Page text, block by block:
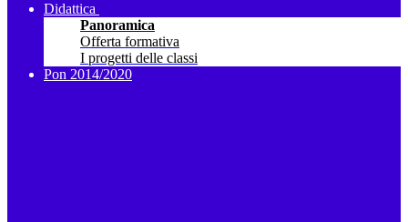
Didattica
Panoramica
Offerta formativa
I progetti delle classi
Pon 2014/2020